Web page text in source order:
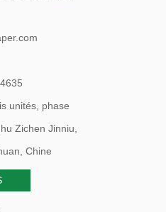
unités, phase
Zichen Jinniu,
Chine